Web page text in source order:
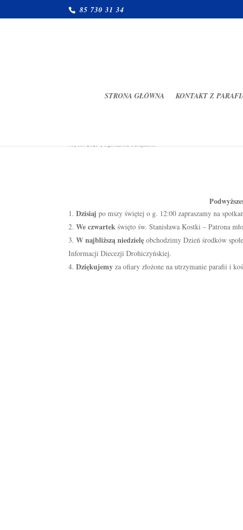
85 730 31 34
STRONA GŁÓWNA KONTAKT Z
wrz 13, 2025|Ogłoszenia Parafialne
Dzisiajpo mszy świętej o g. 12:00 zapraszamy na
We czwartekświęto św. Stanisława Kostki – Patrona
W najbliższą niedzielęobchodzimy Dzień środków
Informacji Diecezji Drohiczyńskiej.
Dziękujemyza ofiary złożone na utrzymanie parafii i